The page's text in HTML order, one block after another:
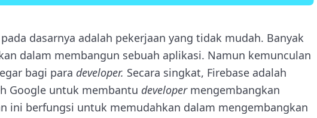
dasarnya adalah pekerjaan yang tidak mudah. Banyak
dalam membangun sebuah aplikasi. Namun kemunculan
bagi para developer. Secara singkat, Firebase adalah
Google untuk membantu developer mengembangkan
ini berfungsi untuk memudahkan dalam mengembangkan